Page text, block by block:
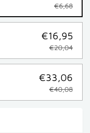
€6,68
€16,95
€20,04
€33,06
€40,08